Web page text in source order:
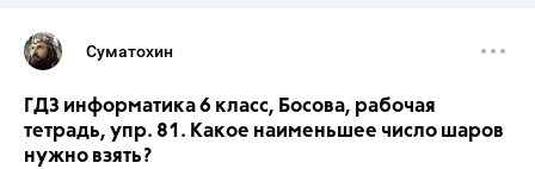
Суматохин
ГДЗ информатика 6 класс, Босова, рабочая
тетрадь, упр. 81. Какое наименьшее число шаров
нужно взять?